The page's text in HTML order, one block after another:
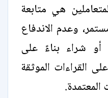
هي متابعة
وعدم الاندفاع
أو شراء بناءً على
القراءات الموثقة
المعتمدة.